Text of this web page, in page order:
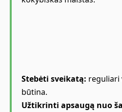
Stebėti sveikatą: reguliari
būtina.
Užtikrinti apsaugą nuo